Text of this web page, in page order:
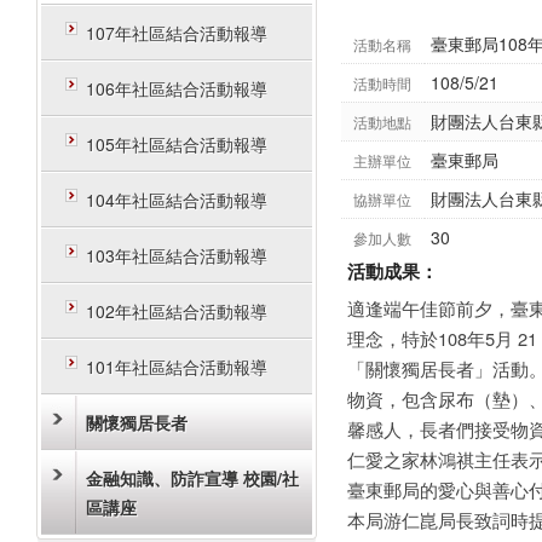
107年社區結合活動報導
106年社區結合活動報導
105年社區結合活動報導
104年社區結合活動報導
103年社區結合活動報導
102年社區結合活動報導
101年社區結合活動報導
關懷獨居長者
金融知識、防詐宣導 校園/社
區講座
活動名稱 臺東郵局108
活動時間 108/5/21
活動地點 財團法人台東
主辦單位 臺東郵局
協辦單位 財團法人台東
參加人數 30
活動成果：
適逢端午佳節前夕，臺
理念，特於108年5月
「關懷獨居長者」活
物資，包含尿布（墊）
馨感人，長者們接受物
仁愛之家林鴻祺主任表
臺東郵局的愛心與善心
本局游仁崑局長致詞時